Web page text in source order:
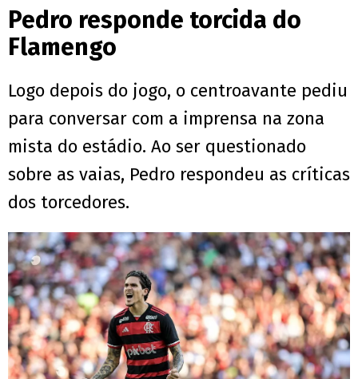
Pedro responde torcida do
Flamengo
Logo depois do jogo, o centroavante pediu
para conversar com a imprensa na zona
mista do estádio. Ao ser questionado
sobre as vaias, Pedro respondeu as críticas
dos torcedores.